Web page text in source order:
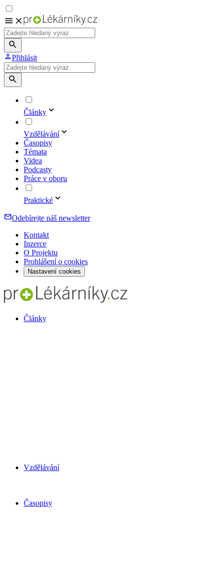
Přihlásit
Články
Vzdělávání
Časopisy
Témata
Videa
Podcasty
Práce v oboru
Praktické
Odebírejte náš newsletter
Kontakt
Inzerce
O Projektu
Prohlášení o cookies
Nastavení cookies
Články
Vzdělávání
Časopisy